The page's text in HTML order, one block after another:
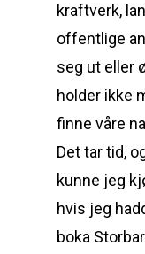
kraftverk,
offentlige
seg ut eller
holder ikke
finne våre
Det tar tid,
kunne jeg
hvis jeg
boka